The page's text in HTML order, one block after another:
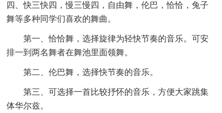
四、快三快四，慢三慢四，自由舞，伦巴，恰恰，兔子
舞等多种同学们喜欢的舞曲。
第一、恰恰舞，选择旋律为轻快节奏的音乐。可安
排一到两名舞者在舞池里面领舞。
第二、伦巴舞，选择快节奏的音乐。
第三、可选择一首比较抒怀的音乐，方便大家跳集
体华尔兹。